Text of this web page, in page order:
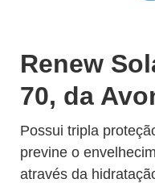
Renew
70, da
Possui tripla
previne o
através da